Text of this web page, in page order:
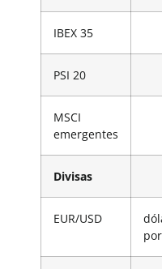
IBEX 35
PSI 20
MSCI
emergentes
Divisas
EUR/USD